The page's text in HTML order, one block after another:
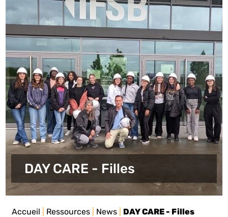
Toggle
DAY CARE - Filles
Accueil Ressources News DAY CARE - Filles